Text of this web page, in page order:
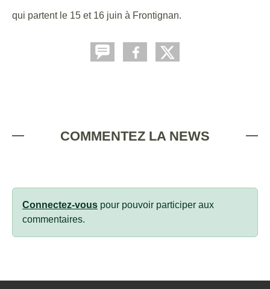
qui partent le 15 et 16 juin à Frontignan.
COMMENTEZ LA NEWS
Connectez-vous pour pouvoir participer aux
commentaires.